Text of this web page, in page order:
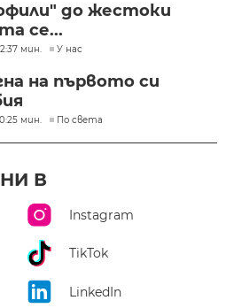
до жестоки
се...
мин. У нас
на първото си
мин. По света
В
Instagram
TikTok
LinkedIn